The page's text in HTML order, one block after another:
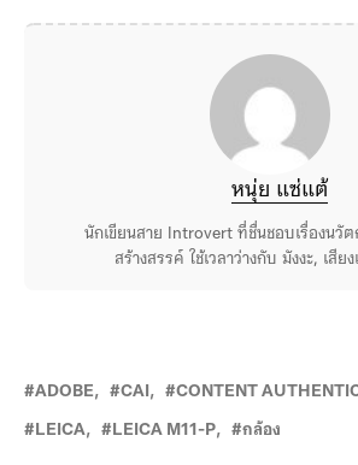
หนุ่ย แซ่แต้
นักเขียนสาย Introvert ที่ชื่นชอบเรื่องนวั
สร้างสรรค์ ใช้เวลาว่างกับ มังงะ, เสีย
ADOBE CAI CONTENT
LEICA LEICA M11-P กล้อง